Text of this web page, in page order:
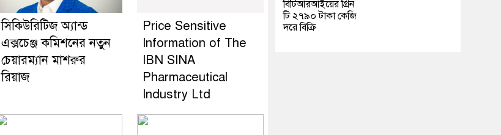
সিকিউরিটিজ অ্যান্ড
এক্সচেঞ্জ কমিশনের নতুন
চেয়ারম্যান মাশরুর
রিয়াজ
Price Sensitive
Information of The
IBN SINA
Pharmaceutical
Industry Ltd
বিটিআরআইয়ের গ্রিন
টি ২৭৯০ টাকা কেজি
দরে বিক্রি